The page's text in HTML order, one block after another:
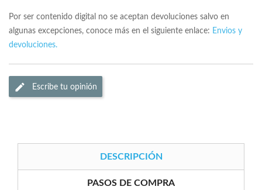
Por ser contenido digital no se aceptan devoluciones salvo en
algunas excepciones, conoce más en el siguiente enlace: Envios y
devoluciones.
Escribe tu opinión
DESCRIPCIÓN
PASOS DE COMPRA